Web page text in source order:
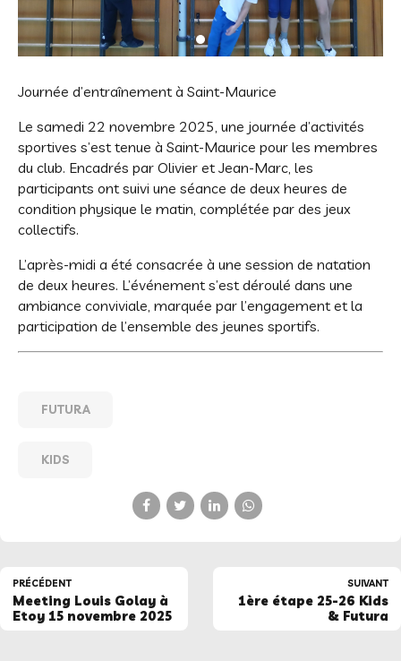
Journée d’entraînement à Saint-Maurice
Le samedi 22 novembre 2025, une journée d’activités
sportives s’est tenue à Saint-Maurice pour les membres
du club. Encadrés par Olivier et Jean-Marc, les
participants ont suivi une séance de deux heures de
condition physique le matin, complétée par des jeux
collectifs.
L’après-midi a été consacrée à une session de natation
de deux heures. L’événement s’est déroulé dans une
ambiance conviviale, marquée par l’engagement et la
participation de l’ensemble des jeunes sportifs.
FUTURA
KIDS
PRÉCÉDENT
Meeting Louis Golay à
Etoy 15 novembre 2025
SUIVANT
1ère étape 25-26 Kids
& Futura